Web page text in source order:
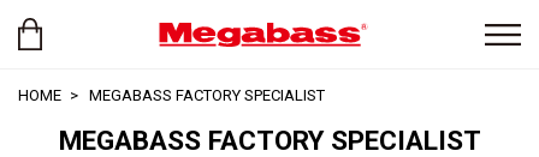
HOME MEGABASS FACTORY SPECIALIST
MEGABASS FACTORY SPECIALIST